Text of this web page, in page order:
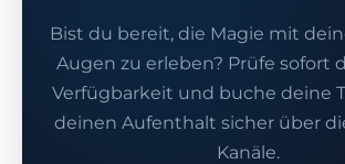
Bist du bereit, die Magie mit
Augen zu erleben? Prüfe sofort
Verfügbarkeit und buche deine
deinen Aufenthalt sicher über
Kanäle.